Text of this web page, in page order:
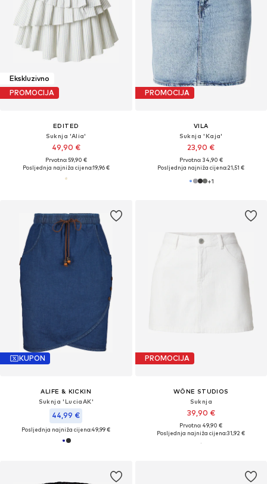
Ekskluzivno
PROMOCIJA
EDITED
Suknja 'Alia'
49,90 €
Prvotno: 59,90 €
Posljednja najniža cijena:19,96 €
PROMOCIJA
VILA
Suknja 'Kaja'
23,90 €
Prvotno: 34,90 €
Posljednja najniža cijena:21,51 €
+1
KUPON
ALIFE & KICKIN
Suknja 'LuciaAK'
44,99 €
Posljednja najniža cijena:49,99 €
PROMOCIJA
WÔNE STUDIOS
Suknja
39,90 €
Prvotno: 49,90 €
Posljednja najniža cijena:31,92 €